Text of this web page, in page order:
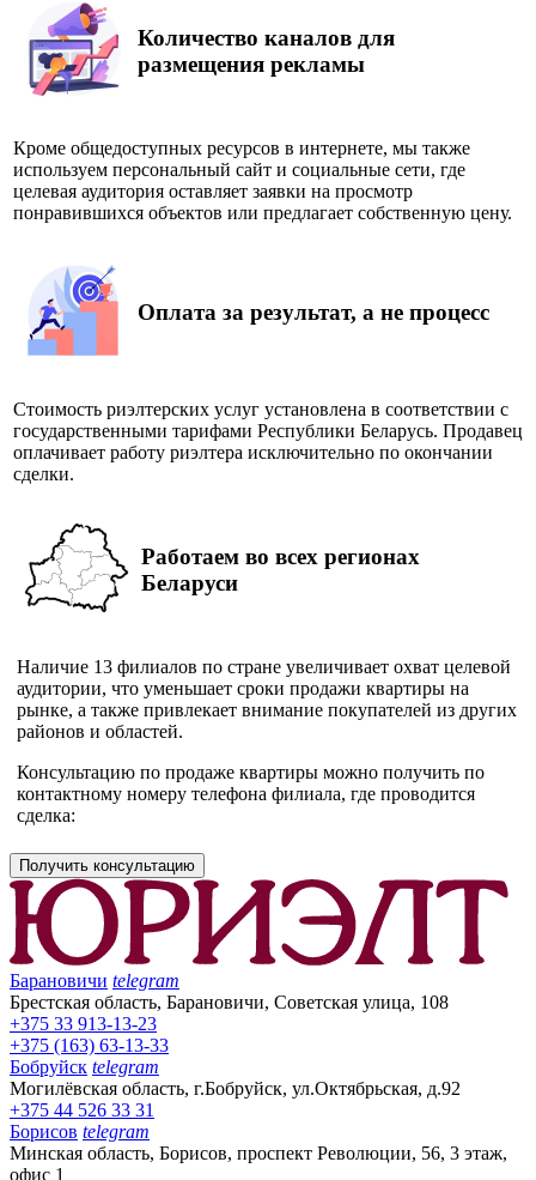
Количество каналов для
размещения рекламы
Кроме общедоступных ресурсов в интернете, мы также
используем персональный сайт и социальные сети, где
целевая аудитория оставляет заявки на просмотр
понравившихся объектов или предлагает собственную цену.
Оплата за результат, а не процесс
Стоимость риэлтерских услуг установлена в соответствии с
государственными тарифами Республики Беларусь. Продавец
оплачивает работу риэлтера исключительно по окончании
сделки.
Работаем во всех регионах
Беларуси
Наличие 13 филиалов по стране увеличивает охват целевой
аудитории, что уменьшает сроки продажи квартиры на
рынке, а также привлекает внимание покупателей из других
районов и областей.
Консультацию по продаже квартиры можно получить по
контактному номеру телефона филиала, где проводится
сделка:
Получить консультацию
Барановичи telegram
Брестская область, Барановичи, Советская улица, 108
+375 33 913-13-23
+375 (163) 63-13-33
Бобруйск telegram
Могилёвская область, г.Бобруйск, ул.Октябрьская, д.92
+375 44 526 33 31
Борисов telegram
Минская область, Борисов, проспект Революции, 56, 3 этаж,
офис 1